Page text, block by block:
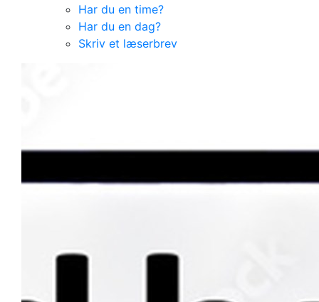
Har du en time?
Har du en dag?
Skriv et læserbrev